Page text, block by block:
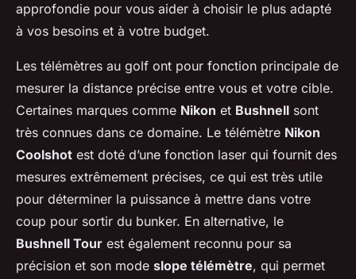
approfondie pour vous aider à choisir le plus adapté
à vos besoins et à votre budget.
Les télémètres au golf ont pour fonction principale de
mesurer la distance précise entre vous et votre cible.
Certaines marques comme Nikon et Bushnell sont
très connues dans ce domaine. Le télémètre Nikon
Coolshot est doté d’une fonction laser qui fournit des
mesures extrêmement précises, ce qui est très utile
pour déterminer la puissance à mettre dans votre
coup pour sortir du bunker. En alternative, le
Bushnell Tour est également reconnu pour sa
précision et son mode slope télémètre, qui permet